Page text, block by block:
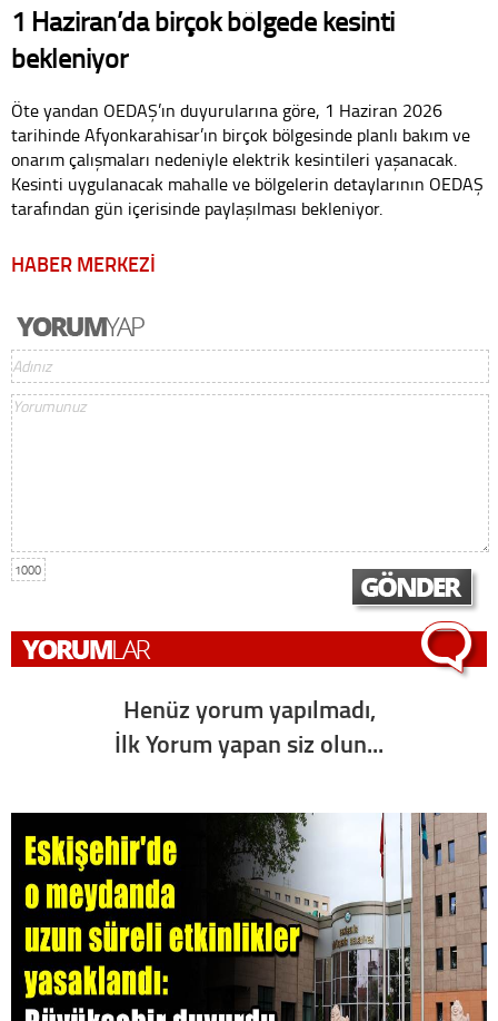
1 Haziran’da birçok bölgede kesinti
bekleniyor
Öte yandan OEDAŞ’ın duyurularına göre, 1 Haziran 2026
tarihinde Afyonkarahisar’ın birçok bölgesinde planlı bakım ve
onarım çalışmaları nedeniyle elektrik kesintileri yaşanacak.
Kesinti uygulanacak mahalle ve bölgelerin detaylarının OEDAŞ
tarafından gün içerisinde paylaşılması bekleniyor.
HABER MERKEZİ
1000
Henüz yorum yapılmadı,
İlk Yorum yapan siz olun...